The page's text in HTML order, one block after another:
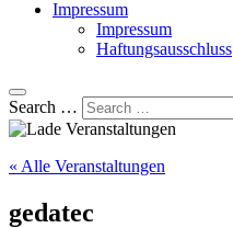
Impressum
Impressum
Haftungsausschluss
Search …
« Alle Veranstaltungen
gedatec